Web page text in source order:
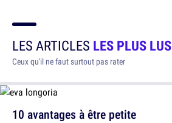
LES ARTICLES LES PLUS LUS
Ceux qu'il ne faut surtout pas rater
10 avantages à être petite